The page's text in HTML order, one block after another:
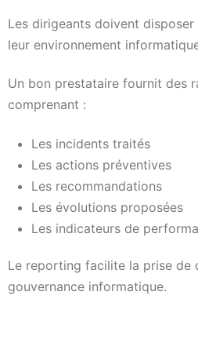
Les dirigeants doivent disposer
leur environnement
Un bon prestataire fournit des
comprenant :
Les incidents traités
Les actions préventives
Les recommandations
Les évolutions proposées
Les indicateurs de
Le reporting facilite la prise de
gouvernance informatique.